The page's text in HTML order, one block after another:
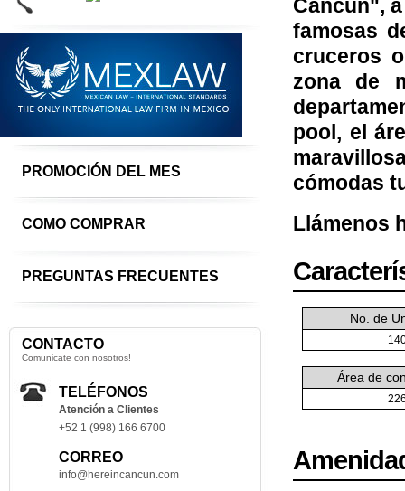
PROMOCIÓN DEL MES
COMO COMPRAR
PREGUNTAS FRECUENTES
CONTACTO
Comunicate con nosotros!
TELÉFONOS
Atención a Clientes
+52 1 (998) 166 6700
CORREO
info@hereincancun.com
Cancún",
famosas
cruceros
zona de
pool, el
cómodas
Llámenos
No. de
Área de